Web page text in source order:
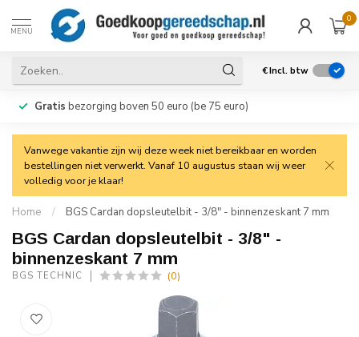
MENU
0
€Incl. btw
Gratis bezorging boven 50 euro (be 75 euro)
Vanwege vakantie zijn wij deze week niet bereikbaar en worden
bestellingen niet verwerkt. Vanaf 10 augustus staan wij weer
volledig voor je klaar!
Home / BGS Cardan dopsleutelbit - 3/8" - binnenzeskant 7 mm
BGS Cardan dopsleutelbit - 3/8" -
binnenzeskant 7 mm
BGS TECHNIC (0)